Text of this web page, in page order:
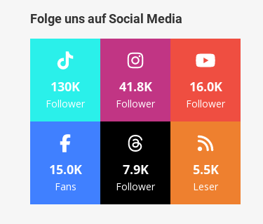
Folge uns auf Social Media
130K
Follower
41.8K
Follower
16.0K
Follower
15.0K
Fans
7.9K
Follower
5.5K
Leser